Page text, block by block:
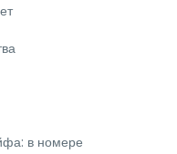
в номере